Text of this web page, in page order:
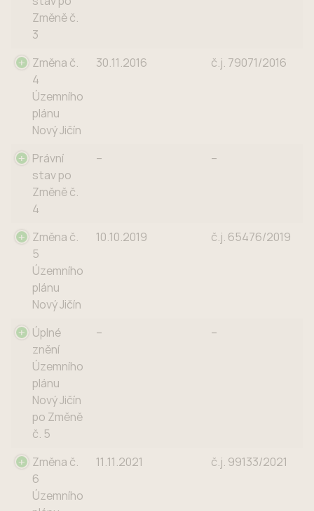
Změně č.
3
Změna č.
4
Územního
plánu
Nový Jičín
30.11.2016 č.j. 79071/2016
Právní
stav po
Změně č.
4
– –
Změna č.
5
Územního
plánu
Nový Jičín
10.10.2019 č.j. 65476/2019
Úplné
znění
Územního
plánu
Nový Jičín
po Změně
č. 5
– –
Změna č.
6
Územního
11.11.2021 č.j. 99133/2021